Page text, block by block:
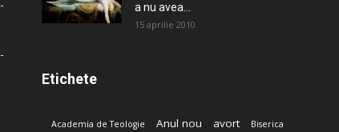
a nu avea...
15 aprilie 2010
Etichete
Academia de Teologie Anul nou avort Biserica